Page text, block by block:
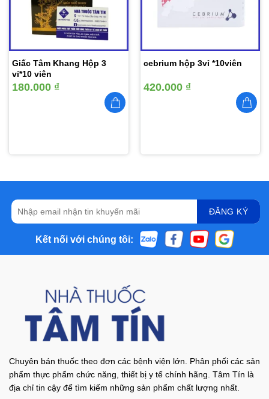
Giấc Tâm Khang Hộp 3
vỉ*10 viên
180.000 ₫
cebrium hộp 3vỉ *10viên
420.000 ₫
Kết nối với chúng tôi:
Chuyên bán thuốc theo đơn các bệnh viện lớn. Phân phối các sản
phẩm thực phẩm chức năng, thiết bị y tế chính hãng. Tâm Tín là
địa chỉ tin cậy để tìm kiếm những sản phẩm chất lượng nhất.